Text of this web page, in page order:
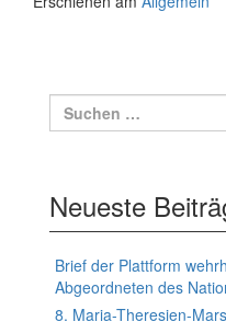
Suchen
nach:
Neueste
Brief der Plattform
Abgeordneten des
8. Maria-Theresien-